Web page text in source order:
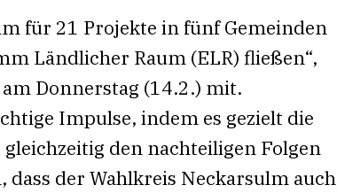
für 21 Projekte in fünf Gemeinden
Ländlicher Raum (ELR) fließen“,
Donnerstag (14.2.) mit.
Impulse, indem es gezielt die
den nachteiligen Folgen
der Wahlkreis Neckarsulm auch